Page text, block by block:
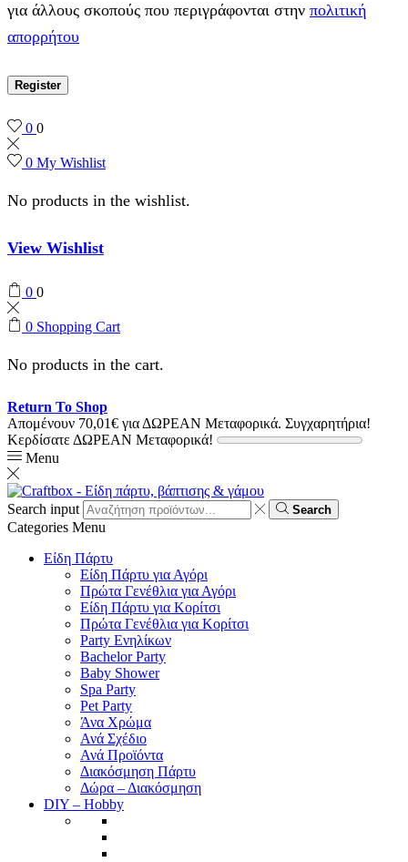
για άλλους σκοπούς που περιγράφονται στην πολιτική
απορρήτου
Register
0 0
0 My Wishlist
No products in the wishlist.
View Wishlist
0 0
0 Shopping Cart
No products in the cart.
Return To Shop
Απομένουν 70,01€ για ΔΩΡΕΑΝ Μεταφορικά. Συγχαρητήρια!
Κερδίσατε ΔΩΡΕΑΝ Μεταφορικά!
Menu
Search input Search
Categories Menu
Είδη Πάρτυ
Είδη Πάρτυ για Αγόρι
Πρώτα Γενέθλια για Αγόρι
Είδη Πάρτυ για Κορίτσι
Πρώτα Γενέθλια για Κορίτσι
Party Ενηλίκων
Bachelor Party
Baby Shower
Spa Party
Pet Party
Άνα Χρώμα
Ανά Σχέδιο
Ανά Προϊόντα
Διακόσμηση Πάρτυ
Δώρα – Διακόσμηση
DIY – Hobby